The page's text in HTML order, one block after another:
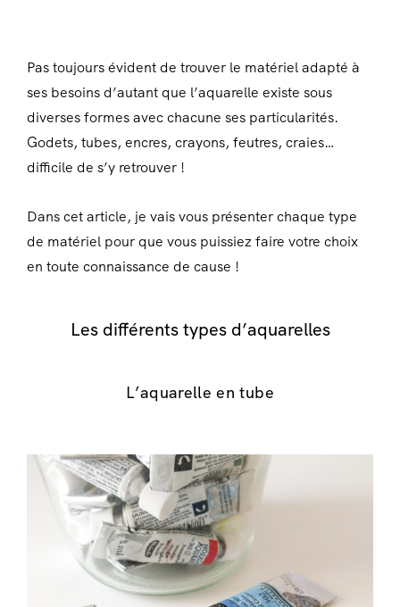
Pas toujours évident de trouver le matériel adapté à
ses besoins d’autant que l’aquarelle existe sous
diverses formes avec chacune ses particularités.
Godets, tubes, encres, crayons, feutres, craies…
difficile de s’y retrouver !
Dans cet article, je vais vous présenter chaque type
de matériel pour que vous puissiez faire votre choix
en toute connaissance de cause !
Les différents types d’aquarelles
L’aquarelle en tube